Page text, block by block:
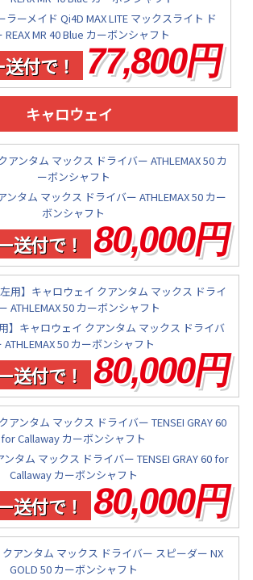
ラーメイド Qi4D MAX LITE マックスライト ド
REAX MR 40 Blue カーボンシャフト
付で！ 77,800円
キャロウェイ
ンタム マックス ドライバー ATHLEMAX 50 カー
ボンシャフト
送付で！ 80,000円
】キャロウェイ クアンタム マックス ドライバ
ATHLEMAX 50 カーボンシャフト
送付で！ 80,000円
タム マックス ドライバー TENSEI GRAY 60 for
Callaway カーボンシャフト
送付で！ 80,000円